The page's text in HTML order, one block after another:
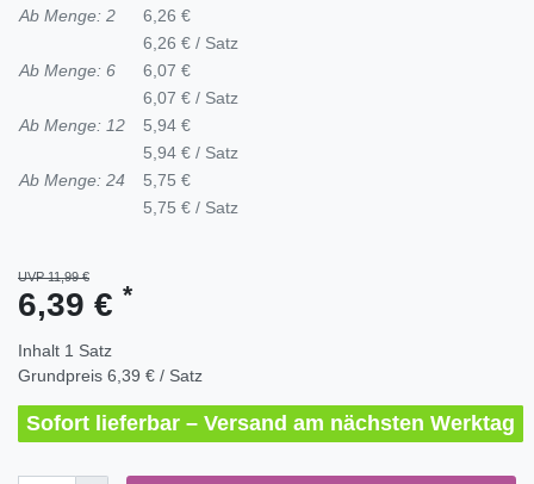
Ab Menge: 2
6,26 €
6,26 € / Satz
Ab Menge: 6
6,07 €
6,07 € / Satz
Ab Menge: 12
5,94 €
5,94 € / Satz
Ab Menge: 24
5,75 €
5,75 € / Satz
UVP 11,99 €
6,39 € *
Inhalt 1 Satz
Grundpreis 6,39 € / Satz
Sofort lieferbar – Versand am nächsten Werktag